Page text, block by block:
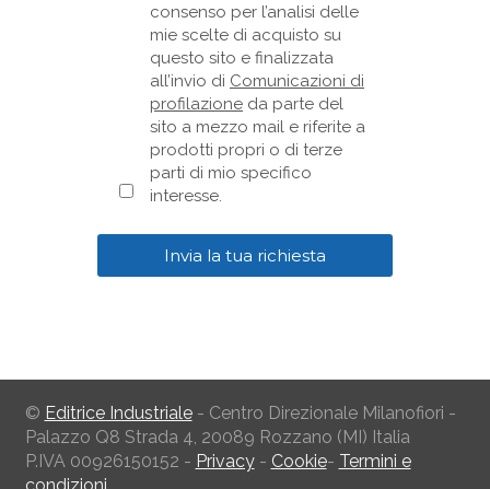
consenso per l’analisi delle
mie scelte di acquisto su
questo sito e finalizzata
all’invio di Comunicazioni di
profilazione da parte del
sito a mezzo mail e riferite a
prodotti propri o di terze
parti di mio specifico
interesse.
© Editrice Industriale- Centro Direzionale Milanofiori -
Palazzo Q8 Strada 4, 20089 Rozzano (MI) Italia
P.IVA 00926150152 - Privacy- Cookie- Termini e